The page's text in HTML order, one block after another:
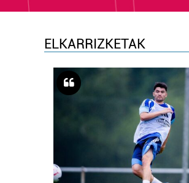
ELKARRIZKETAK